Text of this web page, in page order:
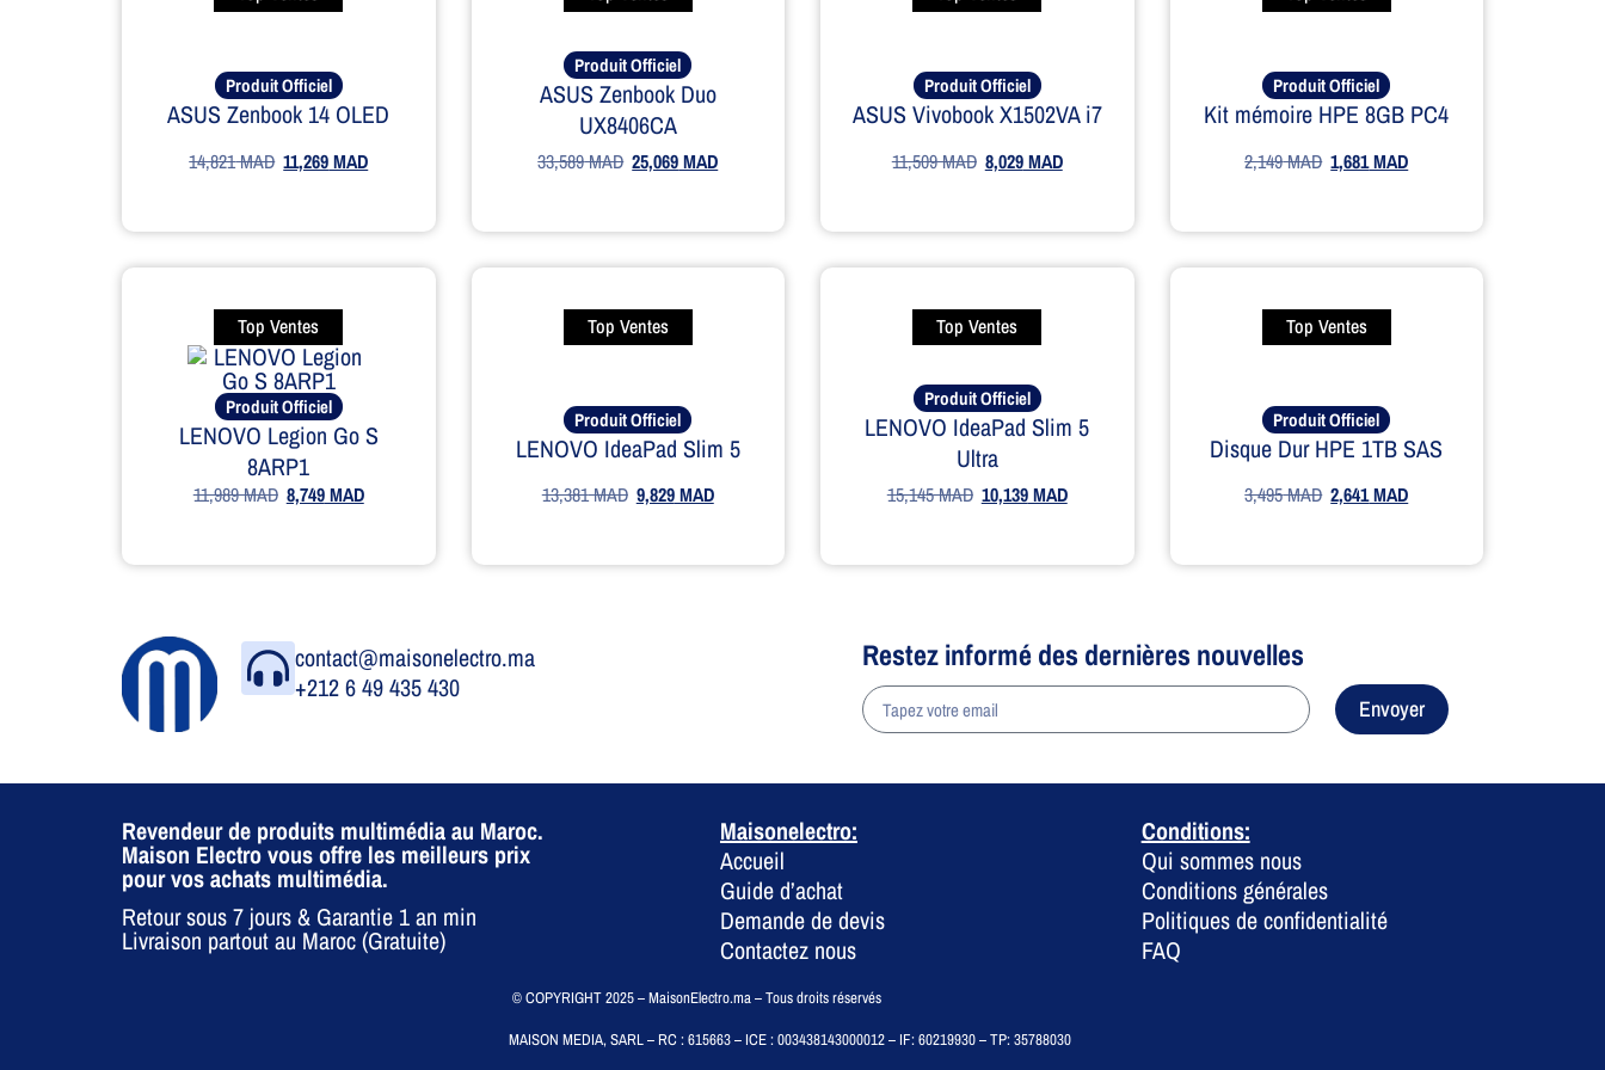
Produit Officiel
ASUS Zenbook 14 OLED
14,821MAD 11,269MAD
Produit Officiel
ASUS Zenbook Duo
UX8406CA
33,589MAD 25,069MAD
Produit Officiel
ASUS Vivobook X1502VA i7
11,509MAD 8,029MAD
Produit Officiel
Kit mémoire HPE 8GB PC4
2,149MAD 1,681MAD
Top Ventes
Produit Officiel
LENOVO Legion Go S
8ARP1
11,989MAD 8,749MAD
Top Ventes
Produit Officiel
LENOVO IdeaPad Slim 5
13,381MAD 9,829MAD
Top Ventes
Produit Officiel
LENOVO IdeaPad Slim 5
Ultra
15,145MAD 10,139MAD
Top Ventes
Produit Officiel
Disque Dur HPE 1TB SAS
3,495MAD 2,641MAD
contact@maisonelectro.ma
+212 6 49 435 430
Restez informé des dernières nouvelles
Envoyer
Revendeur de produits multimédia au Maroc.
Maison Electro vous offre les meilleurs prix
pour vos achats multimédia.
Retour sous 7 jours & Garantie 1 an min
Livraison partout au Maroc (Gratuite)
Maisonelectro:
Accueil
Guide d’achat
Demande de devis
Contactez nous
Conditions:
Qui sommes nous
Conditions générales
Politiques de confidentialité
FAQ
© COPYRIGHT 2025 – MaisonElectro.ma – Tous droits réservés
MAISON MEDIA, SARL – RC : 615663 – ICE : 003438143000012 – IF: 60219930 – TP: 35788030